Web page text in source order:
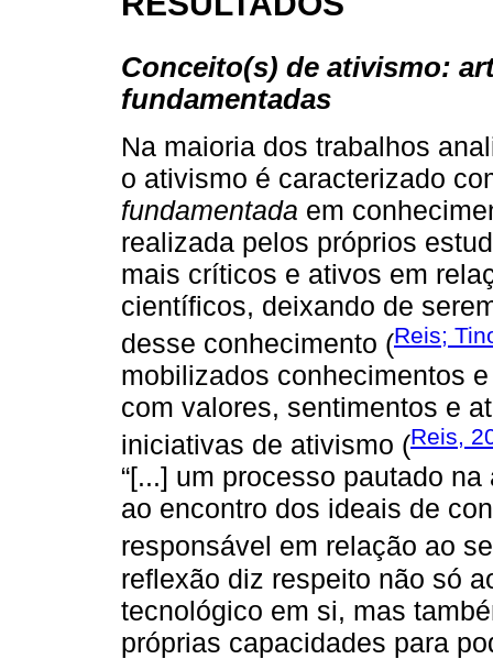
Conceito(s) de ativismo:
fundamentadas
Na maioria dos trabalhos
o ativismo é caracterizado
fundamentada em
realizada pelos próprios
mais críticos e ativos em
científicos, deixando de
desse conhecimento (Reis;
mobilizados conhecimentos
com valores, sentimentos e
iniciativas de ativismo (Reis,
“[...] um processo pautado
ao encontro dos ideais de
responsável em relação ao
reflexão diz respeito não só
tecnológico em si, mas
próprias capacidades para